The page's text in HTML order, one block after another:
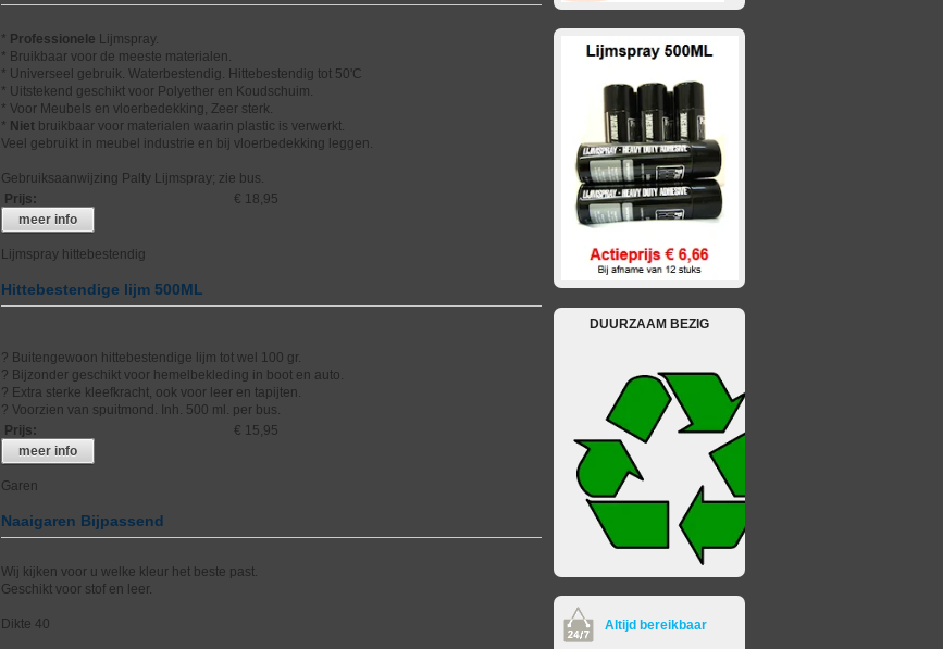
* Professionele Lijmspray.
* Bruikbaar voor de meeste materialen.
* Universeel gebruik. Waterbestendig. Hittebestendig tot 50'C
* Uitstekend geschikt voor Polyether en Koudschuim.
* Voor Meubels en vloerbedekking, Zeer sterk.
* Niet bruikbaar voor materialen waarin plastic is verwerkt.
Veel gebruikt in meubel industrie en bij vloerbedekking leggen.
Gebruiksaanwijzing Palty Lijmspray; zie bus.
Prijs:
€ 18,95
meer info
Lijmspray hittebestendig
Hittebestendige lijm 500ML
? Buitengewoon hittebestendige lijm tot wel 100 gr.
? Bijzonder geschikt voor hemelbekleding in boot en auto.
? Extra sterke kleefkracht, ook voor leer en tapijten.
? Voorzien van spuitmond. Inh. 500 ml. per bus.
Prijs:
€ 15,95
meer info
Garen
Naaigaren Bijpassend
Wij kijken voor u welke kleur het beste past.
Geschikt voor stof en leer.
Dikte 40
DUURZAAM BEZIG
Altijd bereikbaar